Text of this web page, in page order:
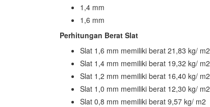
1,4 mm
1,6 mm
Perhitungan Berat Slat
Slat 1,6 mm memiliki berat 21,83 kg/ m2
Slat 1,4 mm memiliki berat 19,32 kg/ m2
Slat 1,2 mm memiliki berat 16,40 kg/ m2
Slat 1,0 mm memiliki berat 12,30 kg/ m2
Slat 0,8 mm memiliki berat 9,57 kg/ m2